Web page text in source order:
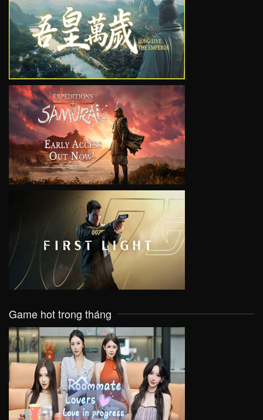
VIEW
VIEW
VIEW
Game hot trong tháng
VIEW